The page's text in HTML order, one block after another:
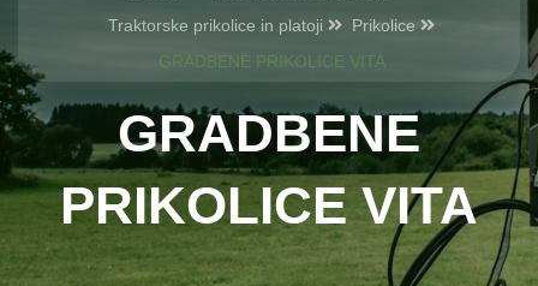
Traktorske prikolice in platoji
Prikolice
GRADBENE PRIKOLICE VITA
GRADBENE
PRIKOLICE VITA